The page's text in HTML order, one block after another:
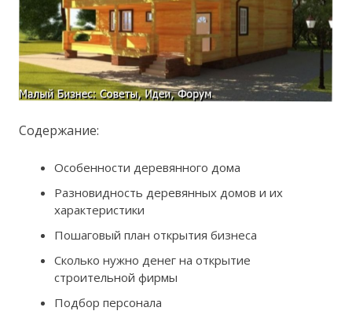
Содержание:
Особенности деревянного дома
Разновидность деревянных домов и их
характеристики
Пошаговый план открытия бизнеса
Сколько нужно денег на открытие
строительной фирмы
Подбор персонала